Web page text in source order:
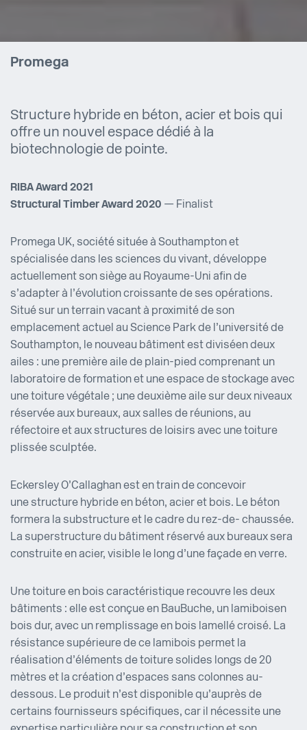
Promega
Structure hybride en béton, acier et bois qui
offre un nouvel espace dédié à la
biotechnologie de pointe.
RIBA Award 2021
Structural Timber Award 2020 — Finalist
Promega UK, société située à Southampton et
spécialisée dans les sciences du vivant, développe
actuellement son siège au Royaume-Uni afin de
s’adapter à l’évolution croissante de ses opérations.
Situé sur un terrain vacant à proximité de son
emplacement actuel au Science Park de l’université de
Southampton, le nouveau bâtiment est divisé en deux
ailes : une première aile de plain-pied comprenant un
laboratoire de formation et une espace de stockage avec
une toiture végétale ; une deuxième aile sur deux niveaux
réservée aux bureaux, aux salles de réunions, au
réfectoire et aux structures de loisirs avec une toiture
plissée sculptée.
Eckersley O’Callaghan est en train de concevoir
une structure hybride en béton, acier et bois. Le béton
formera la substructure et le cadre du rez-de- chaussée.
La superstructure du bâtiment réservé aux bureaux sera
construite en acier, visible le long d’une façade en verre.
Une toiture en bois caractéristique recouvre les deux
bâtiments : elle est conçue en BauBuche, un lamibois en
bois dur, avec un remplissage en bois lamellé croisé. La
résistance supérieure de ce lamibois permet la
réalisation d’éléments de toiture solides longs de 20
mètres et la création d’espaces sans colonnes au-
dessous. Le produit n’est disponible qu’auprès de
certains fournisseurs spécifiques, car il nécessite une